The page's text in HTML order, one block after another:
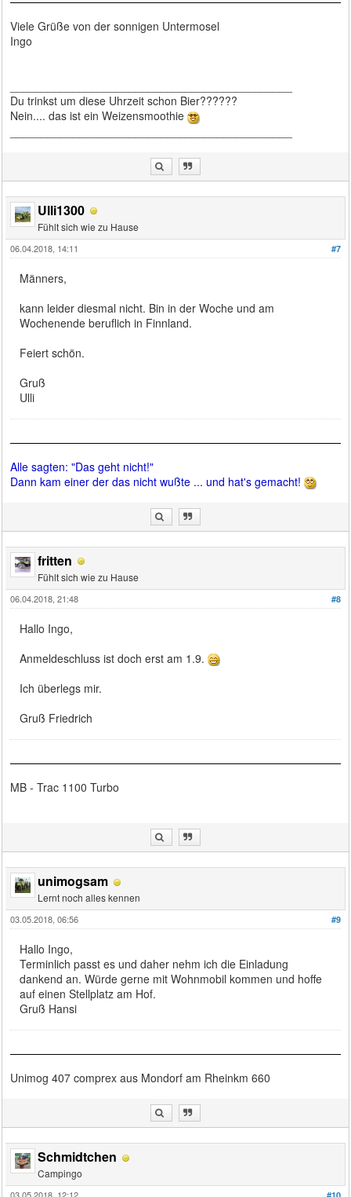
Viele Grüße von der sonnigen Untermosel
Ingo
Du trinkst um diese Uhrzeit schon Bier??????
Nein.... das ist ein Weizensmoothie
Ulli1300
Fühlt sich wie zu Hause
#7
06.04.2018, 14:11
Männers,
kann leider diesmal nicht. Bin in der Woche und am
Wochenende beruflich in Finnland.
Feiert schön.
Gruß
Ulli
Alle sagten: "Das geht nicht!"
Dann kam einer der das nicht wußte ... und hat's gemacht!
fritten
Fühlt sich wie zu Hause
#8
06.04.2018, 21:48
Hallo Ingo,
Anmeldeschluss ist doch erst am 1.9.
Ich überlegs mir.
Gruß Friedrich
MB - Trac 1100 Turbo
unimogsam
Lernt noch alles kennen
#9
03.05.2018, 06:56
Hallo Ingo,
Terminlich passt es und daher nehm ich die Einladung
dankend an. Würde gerne mit Wohnmobil kommen und hoffe
auf einen Stellplatz am Hof.
Gruß Hansi
Unimog 407 comprex aus Mondorf am Rheinkm 660
Schmidtchen
Campingo